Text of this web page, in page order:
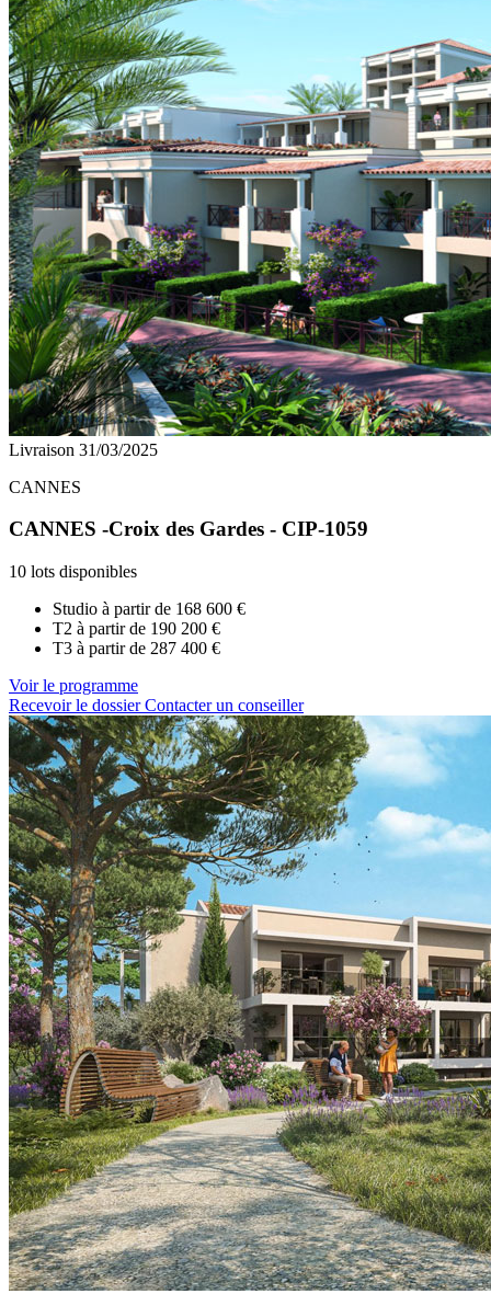
Livraison 31/03/2025
CANNES
CANNES -Croix des Gardes - CIP-1059
10 lots disponibles
Studio à partir de 168 600 €
T2 à partir de 190 200 €
T3 à partir de 287 400 €
Voir le programme
Recevoir le dossierContacter un conseiller